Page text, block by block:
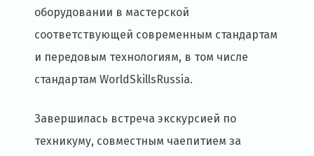
оборудовании в мастерской
соответствующей современным стандартам
и передовым технологиям, в том числе
стандартам WorldSkillsRussia.
Завершилась встреча экскурсией по
техникуму, совместным чаепитием за